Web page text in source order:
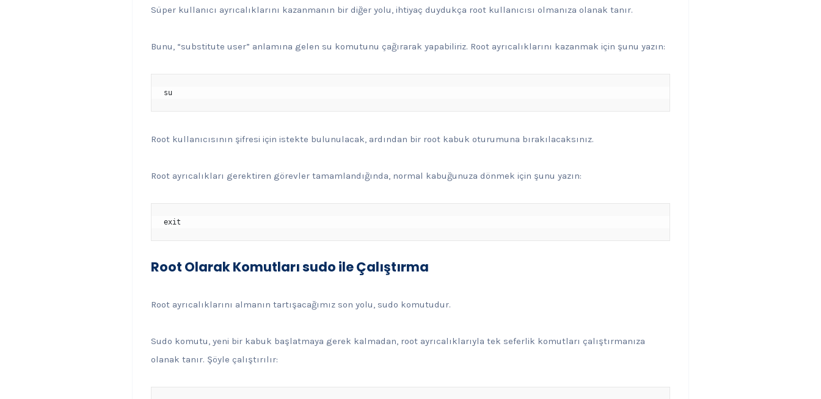
Süper kullanıcı ayrıcalıklarını kazanmanın bir diğer yolu, ihtiyaç duydukça root kullanıcısı olmanıza olanak tanır.
Bunu, “substitute user” anlamına gelen su komutunu çağırarak yapabiliriz. Root ayrıcalıklarını kazanmak için şunu yazın:
su
Root kullanıcısının şifresi için istekte bulunulacak, ardından bir root kabuk oturumuna bırakılacaksınız.
Root ayrıcalıkları gerektiren görevler tamamlandığında, normal kabuğunuza dönmek için şunu yazın:
exit
Root Olarak Komutları sudo ile Çalıştırma
Root ayrıcalıklarını almanın tartışacağımız son yolu, sudo komutudur.
Sudo komutu, yeni bir kabuk başlatmaya gerek kalmadan, root ayrıcalıklarıyla tek seferlik komutları çalıştırmanıza
olanak tanır. Şöyle çalıştırılır: